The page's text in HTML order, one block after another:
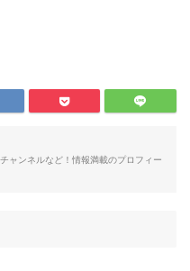
ャンネルなど！情報満載のプロフィー